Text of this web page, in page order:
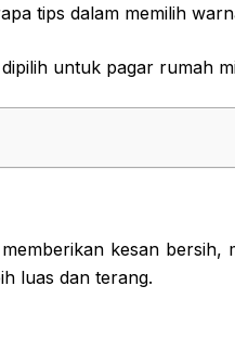
tips dalam memilih
untuk pagar rumah
kesan bersih,
luas dan terang.